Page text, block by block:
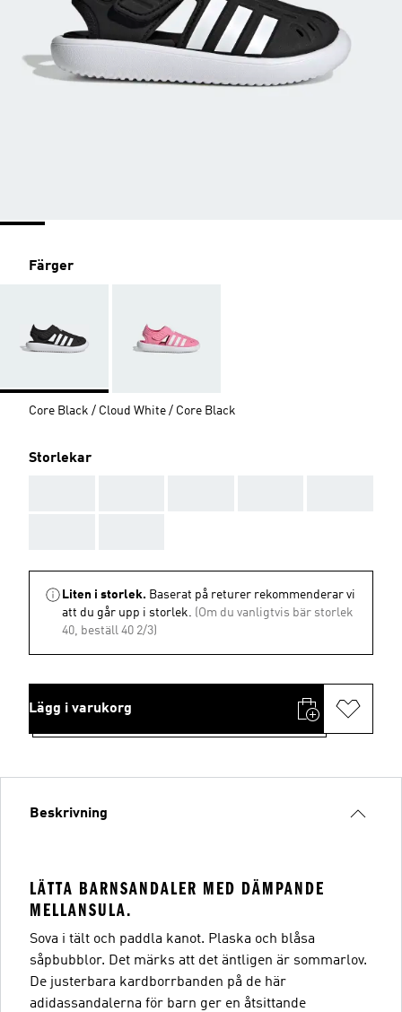
Färger
Core Black / Cloud White / Core Black
Storlekar
Liten i storlek. Baserat på returer rekommenderar vi
att du går upp i storlek. (Om du vanligtvis bär storlek
40, beställ 40 2/3)
Lägg i varukorg
Beskrivning
LÄTTA BARNSANDALER MED DÄMPANDE
MELLANSULA.
Sova i tält och paddla kanot. Plaska och blåsa
såpbubblor. Det märks att det äntligen är sommarlov.
De justerbara kardborrbanden på de här
adidassandalerna för barn ger en åtsittande